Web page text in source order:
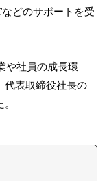
どのサポートを受
や社員の成長環
代表取締役社長の